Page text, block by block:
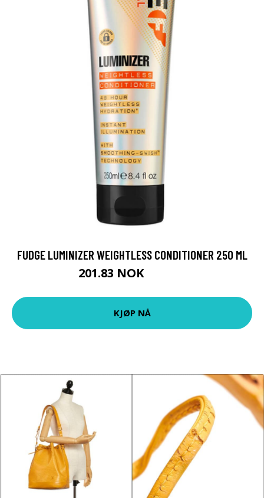
FUDGE LUMINIZER WEIGHTLESS CONDITIONER 250 ML
201.83 NOK
KJØP NÅ